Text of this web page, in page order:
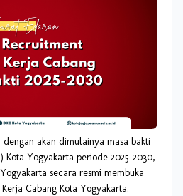
akan dimulainya masa bakti
Kota Yogyakarta periode 2025-2030,
secara resmi membuka
Cabang Kota Yogyakarta.